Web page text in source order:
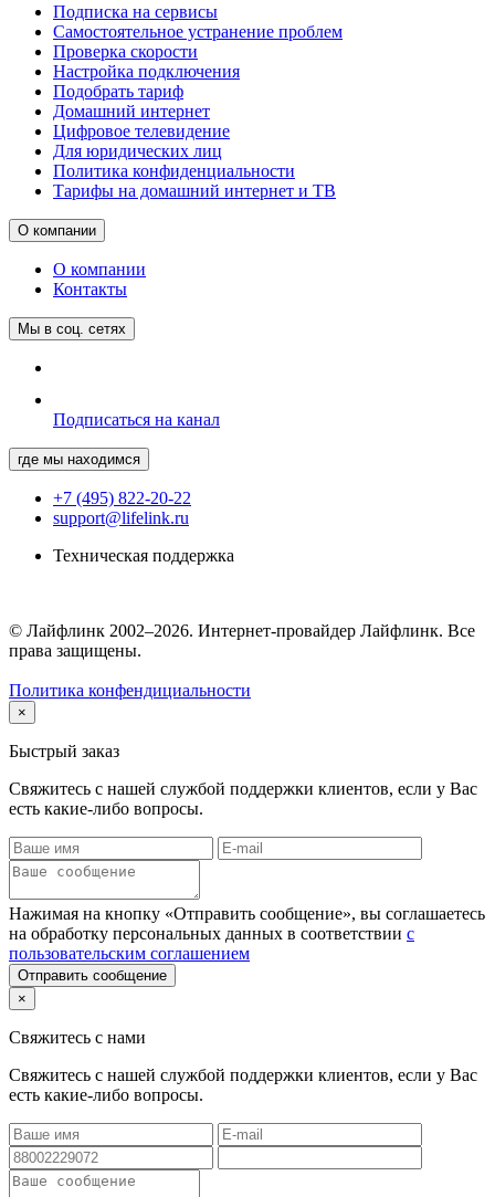
Подписка на сервисы
Самостоятельное устранение проблем
Проверка скорости
Настройка подключения
Подобрать тариф
Домашний интернет
Цифровое телевидение
Для юридических лиц
Политика конфиденциальности
Тарифы на домашний интернет и ТВ
О компании
О компании
Контакты
Мы в соц. сетях
Подписаться на канал
где мы находимся
+7 (495) 822-20-22
support@lifelink.ru
Техническая поддержка
© Лайфлинк 2002–2026. Интернет-провайдер Лайфлинк. Все
права защищены.
Политика конфендициальности
×
Быстрый заказ
Свяжитесь с нашей службой поддержки клиентов, если у Вас
есть какие-либо вопросы.
Нажимая на кнопку «Отправить сообщение», вы соглашаетесь
на обработку персональных данных в соответствии с
пользовательским соглашением
Отправить сообщение
×
Свяжитесь с нами
Свяжитесь с нашей службой поддержки клиентов, если у Вас
есть какие-либо вопросы.